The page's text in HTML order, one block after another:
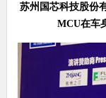
苏州国芯科技股份
MCU在车